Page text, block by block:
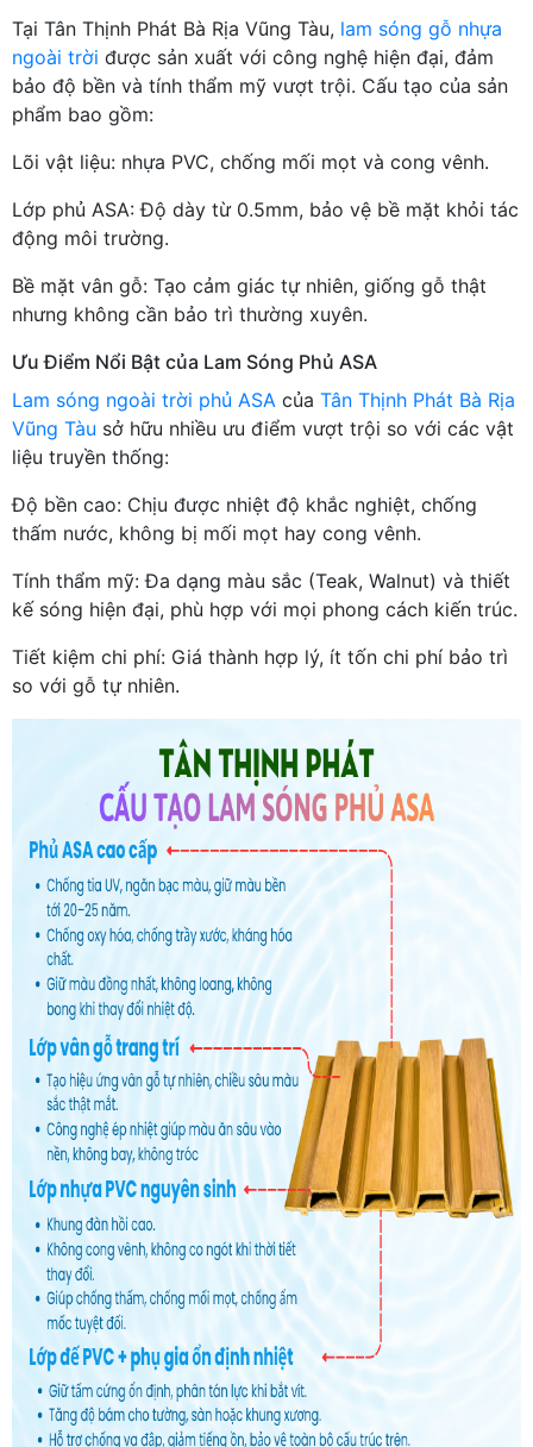
Tại Tân Thịnh Phát Bà Rịa Vũng Tàu, lam sóng gỗ nhựa
ngoài trời được sản xuất với công nghệ hiện đại, đảm
bảo độ bền và tính thẩm mỹ vượt trội. Cấu tạo của sản
phẩm bao gồm:
Lõi vật liệu: nhựa PVC, chống mối mọt và cong vênh.
Lớp phủ ASA: Độ dày từ 0.5mm, bảo vệ bề mặt khỏi tác
động môi trường.
Bề mặt vân gỗ: Tạo cảm giác tự nhiên, giống gỗ thật
nhưng không cần bảo trì thường xuyên.
Ưu Điểm Nổi Bật của Lam Sóng Phủ ASA
Lam sóng ngoài trời phủ ASA của Tân Thịnh Phát Bà Rịa
Vũng Tàu sở hữu nhiều ưu điểm vượt trội so với các vật
liệu truyền thống:
Độ bền cao: Chịu được nhiệt độ khắc nghiệt, chống
thấm nước, không bị mối mọt hay cong vênh.
Tính thẩm mỹ: Đa dạng màu sắc (Teak, Walnut) và thiết
kế sóng hiện đại, phù hợp với mọi phong cách kiến trúc.
Tiết kiệm chi phí: Giá thành hợp lý, ít tốn chi phí bảo trì
so với gỗ tự nhiên.